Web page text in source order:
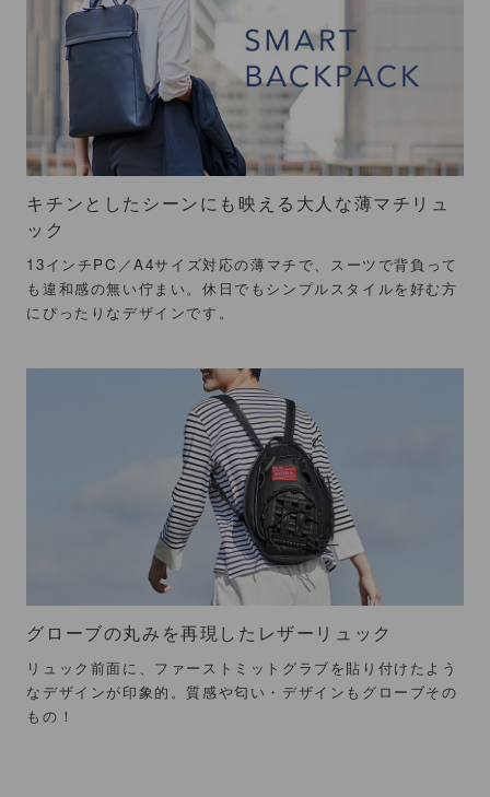
キチンとしたシーンにも映える大人な薄マチリュ
ック
13インチPC／A4サイズ対応の薄マチで、スーツで背負って
も違和感の無い佇まい。休日でもシンプルスタイルを好む方
にぴったりなデザインです。
グローブの丸みを再現したレザーリュック
リュック前面に、ファーストミットグラブを貼り付けたよう
なデザインが印象的。質感や匂い・デザインもグローブその
もの！